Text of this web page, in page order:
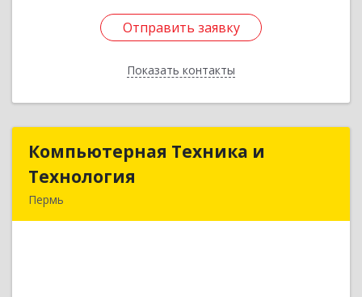
Отправить заявку
Показать контакты
Отправить заявку
Назад
Компьютерная Техника и
Технология
Пермь
Компьютерная Техника и